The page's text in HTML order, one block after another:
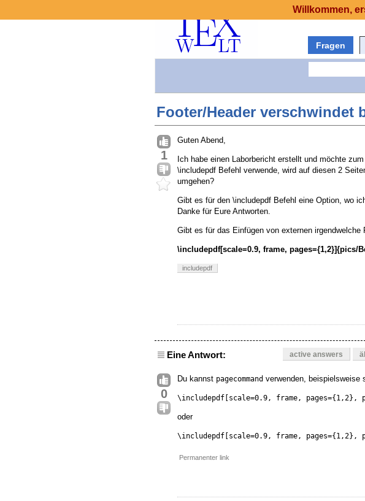
Fragen
Footer/Header verschwindet
1
Guten Abend,
Ich habe einen Laborbericht erstellt und möchte
\includepdf Befehl verwende, wird auf diesen 2
umgehen?
Gibt es für den \includepdf Befehl eine Option, wo
Danke für Eure Antworten.
Gibt es für das Einfügen von externen irgendwelche
\includepdf[scale=0.9, frame, pages={1,2}]{pics/
includepdf
Eine Antwort: active answers
0
Du kannst pagecommand verwenden, beispielsweise
\includepdf[scale=0.9, frame, pages={1,2},
oder
\includepdf[scale=0.9, frame, pages={1,2},
Permanenter link
Willkommen,